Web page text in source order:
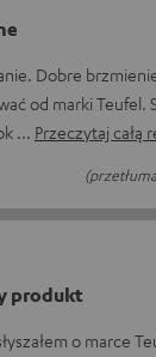
Dobre
od marki Teufel.
Przeczytaj całą
produkt
o marce